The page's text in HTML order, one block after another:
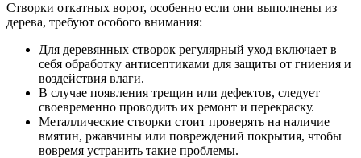
Створки откатных ворот, особенно если они выполнены из
дерева, требуют особого внимания:
Для деревянных створок регулярный уход включает в
себя обработку антисептиками для защиты от гниения и
воздействия влаги.
В случае появления трещин или дефектов, следует
своевременно проводить их ремонт и перекраску.
Металлические створки стоит проверять на наличие
вмятин, ржавчины или повреждений покрытия, чтобы
вовремя устранить такие проблемы.